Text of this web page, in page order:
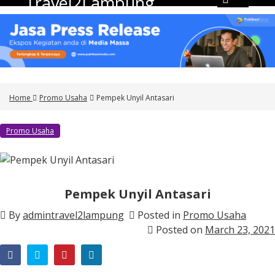
t
n
t
Home Promo Usaha Pempek Unyil Antasari
Promo Usaha
Pempek Unyil Antasari
Byadmintravel2lampung Posted in Promo Usaha
Posted on March 23, 2021